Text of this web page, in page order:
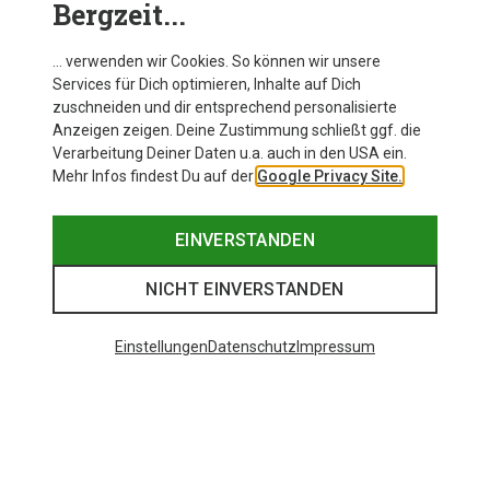
Bergzeit...
… verwenden wir Cookies. So können wir unsere
Services für Dich optimieren, Inhalte auf Dich
zuschneiden und dir entsprechend personalisierte
Anzeigen zeigen. Deine Zustimmung schließt ggf. die
Verarbeitung Deiner Daten u.a. auch in den USA ein.
Mehr Infos findest Du auf der Google Privacy Site.
EINVERSTANDEN
NICHT EINVERSTANDEN
EinstellungenDatenschutz Impressum